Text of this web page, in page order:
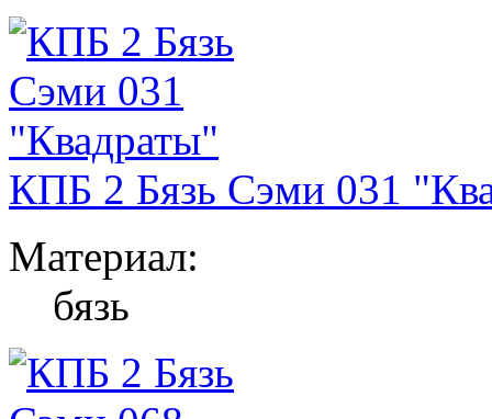
КПБ 2 Бязь Сэми 031
Материал:
бязь